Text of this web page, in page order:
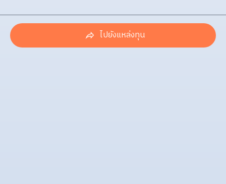
ไปยังแหล่งทุน